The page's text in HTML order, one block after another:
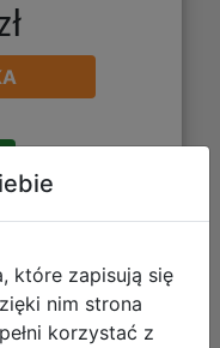
które zapisują się
nim strona
korzystać z